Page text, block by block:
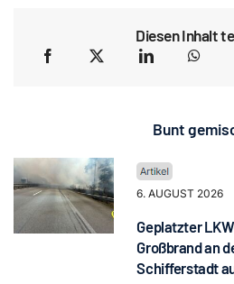
Diesen Inhalt
Bunt
6. AUGUST 2026
Geplatzter
Großbrand an
Schifferstadt